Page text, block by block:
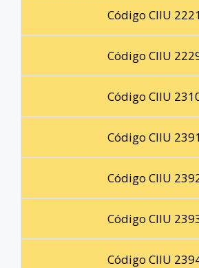
Código CIIU 2221
Código CIIU
Código CIIU
Código CIIU 2391
Código CIIU
Código CIIU
Código CIIU